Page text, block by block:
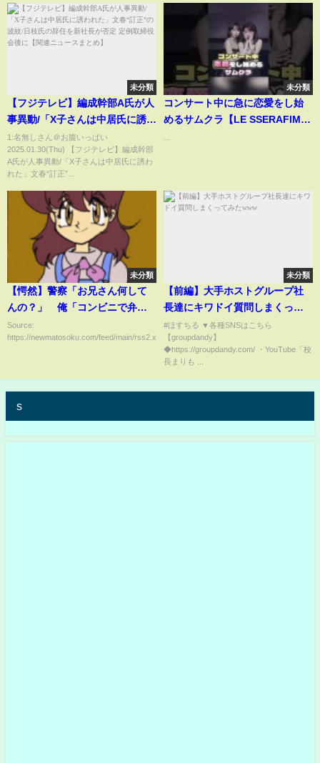
未分類
【フジテレビ】編成幹部A氏が人
事異動/「X子さんは中居氏に誘わ
れた」文春“訂正”の波紋/日枝氏
の辞任を新社長が否定 定例取締
役会後に【関連ニュースまと
1:名無しさん＠お腹いっぱい
2025.01.30(Thu) 【フジテレビ】編成幹部
A氏が人事異動/「X子さんは中居氏に誘わ
れた」文春“訂正”...
未分類
コンサート中に急に恋愛をし始
めるサムクラ【LE SSERAFIM】
未分類
【愕然】警察「お兄さん何して
んの？」 俺「コンビニで弁当
買って食ってる」 → 結
果･････
Source:
https://newmatosoku.com/feed/main/rss2.xml...
未分類
【前編】大手ホストグループ社
長達にキワドイ質問しまくって
みたwww
#ほすちる ▼各種SNSはこちら
【groupdandy】
◆https://groupdandy.com/ ・YouTube「校
長まりも ...
s